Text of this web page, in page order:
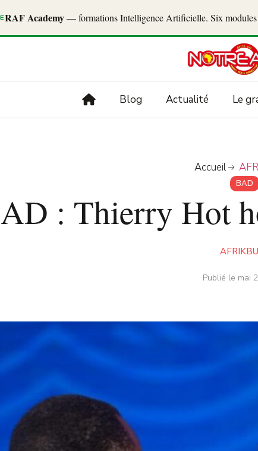
RAF Academy— formations Intelligence Artificielle. Six modules
Blog Actualité Le
Accueil
BAD
: Thierry Hot
Publié le mai